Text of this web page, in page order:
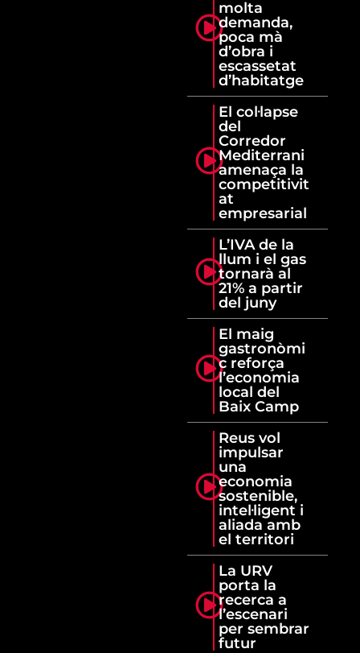
molta
demanda,
poca mà
d’obra i
escassetat
d’habitatge
El col·lapse
del
Corredor
Mediterrani
amenaça la
competitivit
at
empresarial
L’IVA de la
llum i el gas
tornarà al
21% a partir
del juny
El maig
gastronòmi
c reforça
l’economia
local del
Baix Camp
Reus vol
impulsar
una
economia
sostenible,
intel·ligent i
aliada amb
el territori
La URV
porta la
recerca a
l’escenari
per sembrar
futur